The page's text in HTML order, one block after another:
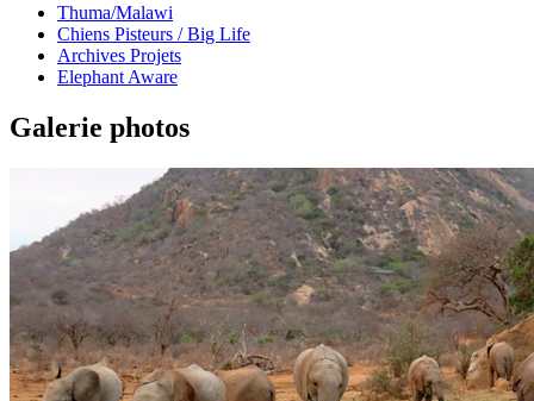
Thuma/Malawi
Chiens Pisteurs / Big Life
Archives Projets
Elephant Aware
Galerie photos